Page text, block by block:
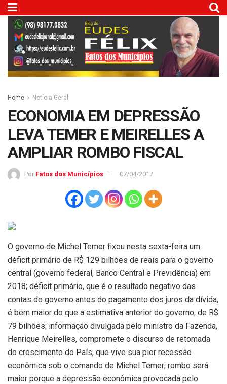
Home Notícia Geral
ECONOMIA EM DEPRESSÃO
LEVA TEMER E MEIRELLES A
AMPLIAR ROMBO FISCAL
Por Fatos dos Municípios 07/04/2017
O governo de Michel Temer fixou nesta sexta-feira um
déficit primário de R$ 129 bilhões de reais para o governo
central (governo federal, Banco Central e Previdência) em
2018; déficit primário, que é o resultado negativo das
contas do governo antes do pagamento dos juros da dívida,
é bem maior do que a estimativa anterior do governo, de R$
79 bilhões; informação divulgada pelo ministro da Fazenda,
Henrique Meirelles, compromete o discurso de retomada
do crescimento do País, que vive sua pior recessão
econômica sob o comando de Michel Temer; rombo será
maior porque a depressão econômica provocada pelo